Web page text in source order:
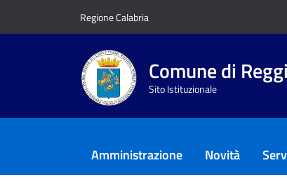
Regione Calabria
Comune di
Sito Istituzionale
Amministrazione Novità